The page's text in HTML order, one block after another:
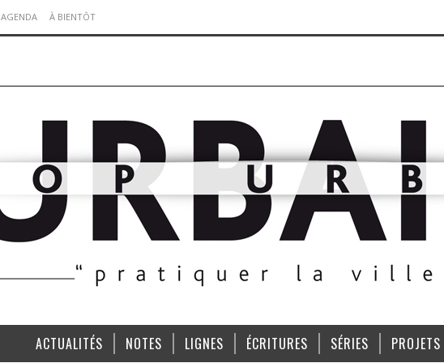
AGENDA À BIENTÔT
ACTUALITÉS NOTES LIGNES ÉCRITURES SÉRIES PROJETS